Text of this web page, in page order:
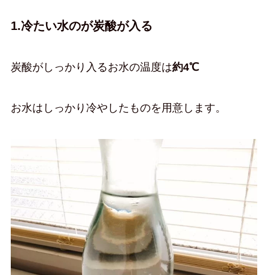
1.冷たい水のが炭酸が入る
炭酸がしっかり入るお水の温度は約4℃
お水はしっかり冷やしたものを用意します。